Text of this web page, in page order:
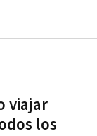
viajar
los